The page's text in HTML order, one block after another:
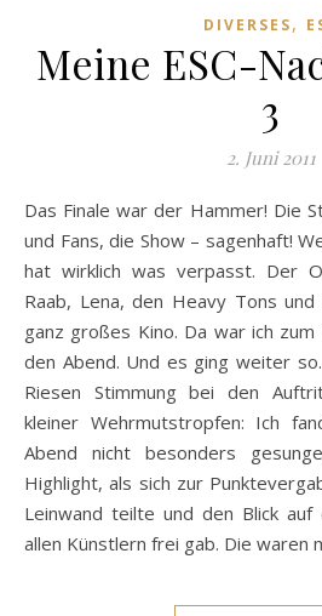
DIVERSES,
Meine ESC-
3
2. Juni 2011
Das Finale war der Hammer! Die Stimmung, die Zuschauer
und Fans, die Show – sagenhaft!
hat wirklich was verpasst. Der
Raab, Lena, den Heavy Tons
ganz großes Kino. Da war ich
den Abend. Und es ging weiter
Riesen Stimmung bei den
kleiner Wehrmutstropfen: Ich
Abend nicht besonders
Highlight, als sich zur
Leinwand teilte und den Blick auf
allen Künstlern frei gab. Die waren